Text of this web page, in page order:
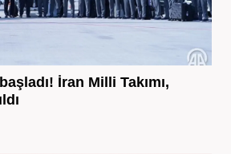
İran Milli Takımı,